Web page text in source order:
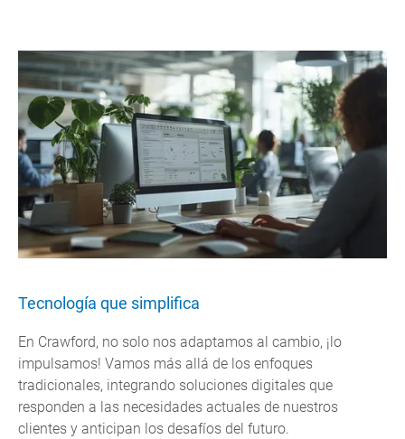
Tecnología que simplifica
En Crawford, no solo nos adaptamos al cambio, ¡lo
impulsamos! Vamos más allá de los enfoques
tradicionales, integrando soluciones digitales que
responden a las necesidades actuales de nuestros
clientes y anticipan los desafíos del futuro.